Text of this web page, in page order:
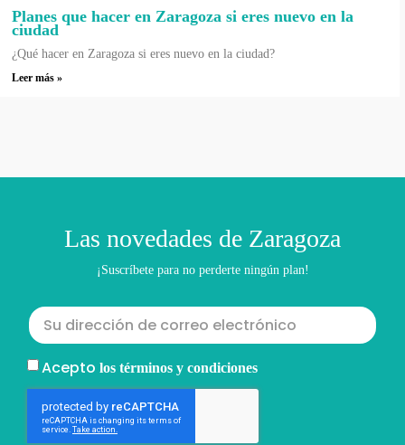
Planes que hacer en Zaragoza si eres nuevo en la
ciudad
¿Qué hacer en Zaragoza si eres nuevo en la ciudad?
Leer más »
Las novedades de Zaragoza
¡Suscríbete para no perderte ningún plan!
Acepto los términos y condiciones